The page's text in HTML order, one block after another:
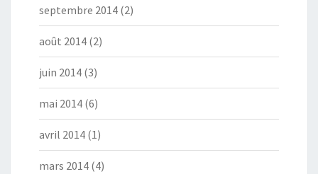
septembre 2014 (2)
août 2014 (2)
juin 2014 (3)
mai 2014 (6)
avril 2014 (1)
mars 2014 (4)